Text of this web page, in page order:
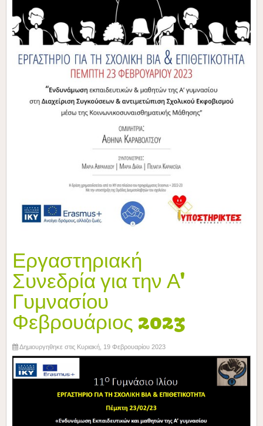
Εργαστηριακή
Συνεδρία για την Α'
Γυμνασίου
Φεβρουάριος 2023
Δημιουργηθηκε στις Κυριακή, 19 Φεβρουαρίου 2023